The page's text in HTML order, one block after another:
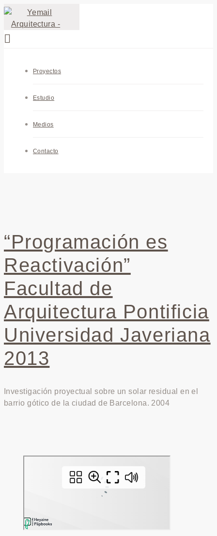
Proyectos
Estudio
Medios
Contacto
“Programación es
Reactivación”
Facultad de
Arquitectura Pontificia
Universidad Javeriana
2013
Investigación proyectual sobre un solar residual en el
barrio gótico de la ciudad de Barcelona. 2004